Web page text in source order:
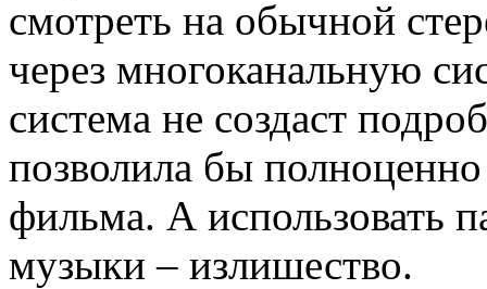
смотреть на обычной
через многоканальную
система не создаст
позволила бы
фильма. А использовать
музыки – излишество.